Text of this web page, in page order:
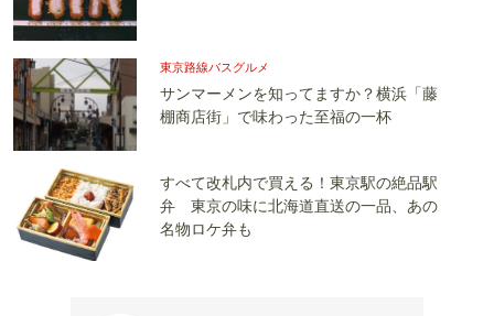
東京路線バスグルメ
サンマーメンを知ってますか？横浜「藤
棚商店街」で味わった至福の一杯
すべて改札内で買える！東京駅の絶品駅
弁 東京の味に北海道直送の一品、あの
名物ロケ弁も